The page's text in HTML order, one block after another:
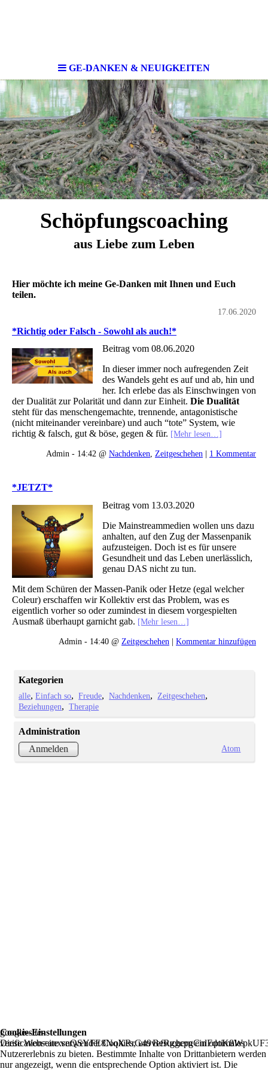
GE-DANKEN & NEUIGKEITEN
Schöpfungscoaching
aus Liebe zum Leben
Hier möchte ich meine Ge-Danken mit Ihnen und Euch
teilen.
17.06.2020
*Richtig oder Falsch - Sowohl als auch!*
Beitrag vom 08.06.2020
In dieser immer noch aufregenden Zeit
des Wandels geht es auf und ab, hin und
her. Ich erlebe das als Einschwingen von
der Dualität zur Polarität und dann zur Einheit. Die Dualität
steht für das menschengemachte, trennende, antagonistische
(nicht miteinander vereinbare) und auch “tote” System, wie
richtig & falsch, gut & böse, gegen & für. [Mehr lesen…]
Admin - 14:42 @ Nachdenken Zeitgeschehen | 1 Kommentar
*JETZT*
Beitrag vom 13.03.2020
Die Mainstreammedien wollen uns dazu
anhalten, auf den Zug der Massenpanik
aufzusteigen. Doch ist es für unsere
Gesundheit und das Leben unerlässlich,
genau DAS nicht zu tun.
Mit dem Schüren der Massen-Panik oder Hetze (egal welcher
Coleur) erschaffen wir Kollektiv erst das Problem, was es
eigentlich vorher so oder zumindest in diesem vorgespielten
Ausmaß überhaupt garnicht gab. [Mehr lesen…]
Admin - 14:40 @ Zeitgeschehen | Kommentar hinzufügen
Kategorien
alle Einfach so Freude Nachdenken
Zeitgeschehen
Beziehungen
Therapie
Administration
Anmelden
Atom
Cookie-Einstellungen
Diese Webseite verwendet Cookies, um Besuchern ein optimales
Nutzererlebnis zu bieten. Bestimmte Inhalte von Drittanbietern werden
nur angezeigt, wenn die entsprechende Option aktiviert ist. Die
google-site-